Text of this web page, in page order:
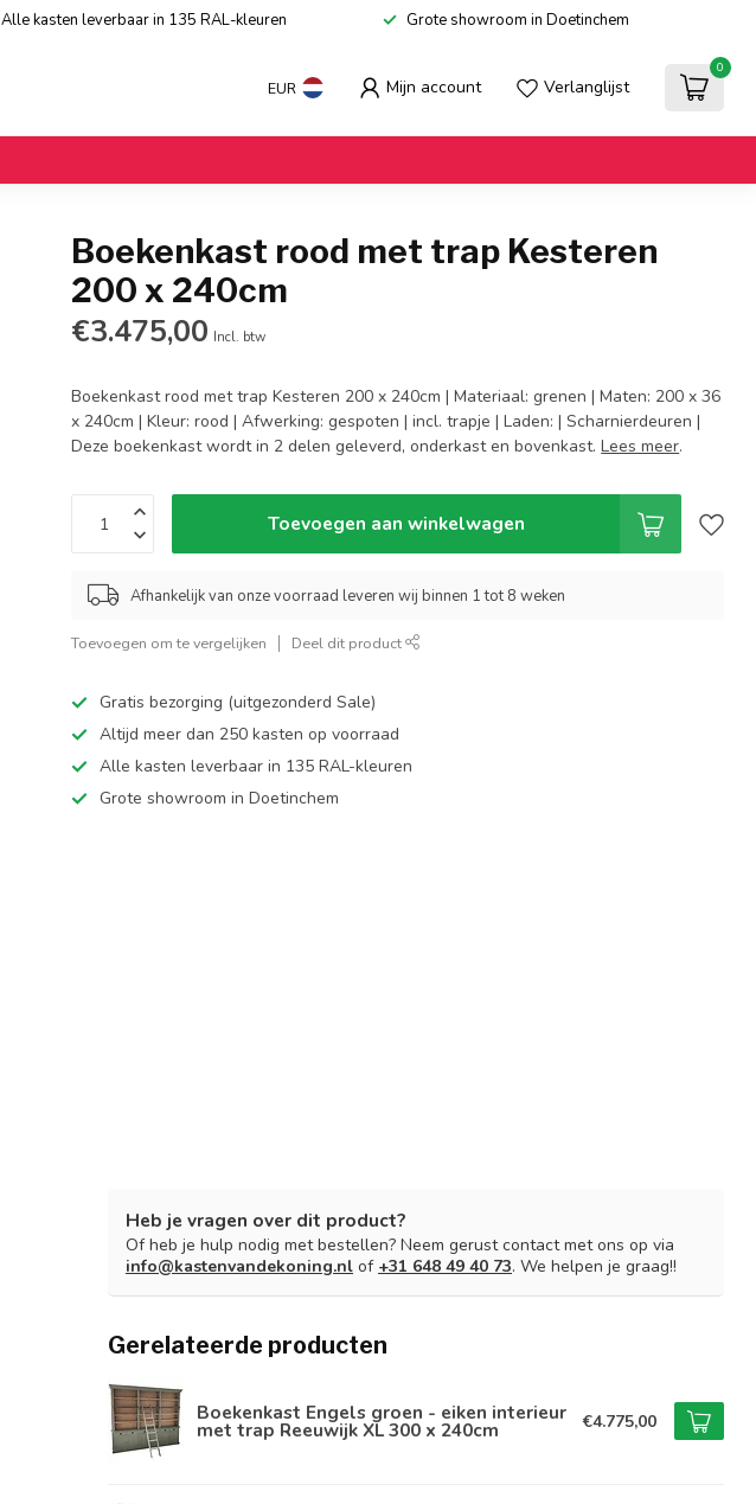
Alle kasten leverbaar in 135 RAL-kleuren Grote showroom in Doetinchem
EUR Mijn account Verlanglijst
0
Boekenkast rood met trap Kesteren
200 x 240cm
€3.475,00 Incl. btw
Boekenkast rood met trap Kesteren 200 x 240cm | Materiaal: grenen | Maten: 200 x 36
x 240cm | Kleur: rood | Afwerking: gespoten | incl. trapje | Laden: | Scharnierdeuren |
Deze boekenkast wordt in 2 delen geleverd, onderkast en bovenkast.Lees meer.
Toevoegen aan winkelwagen
Afhankelijk van onze voorraad leveren wij binnen 1 tot 8 weken
Toevoegen om te vergelijken Deel dit product
Gratis bezorging (uitgezonderd Sale)
Altijd meer dan 250 kasten op voorraad
Alle kasten leverbaar in 135 RAL-kleuren
Grote showroom in Doetinchem
Heb je vragen over dit product?
Of heb je hulp nodig met bestellen? Neem gerust contact met ons op via
info@kastenvandekoning.nl of +31 648 49 40 73. We helpen je graag!!
Gerelateerde producten
Boekenkast Engels groen - eiken interieur
met trap Reeuwijk XL 300 x 240cm €4.775,00